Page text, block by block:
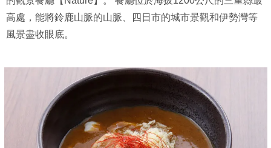
高處，能將鈴鹿山脈的山脈、四日市的城市景觀和伊勢灣等
風景盡收眼底。